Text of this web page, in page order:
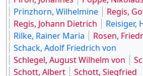
Prinzhorn, Wilhelmine
Regis,
Regis, Johann Dietrich
Reisiger,
Rilke, Rainer Maria
Rosen,
Schack, Adolf Friedrich von
Schlegel, August Wilhelm von
Schott, Albert
Schott, Siegfried